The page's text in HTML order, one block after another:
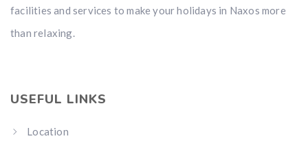
facilities and services to make your holidays in Naxos more
than relaxing.
USEFUL LINKS
Location